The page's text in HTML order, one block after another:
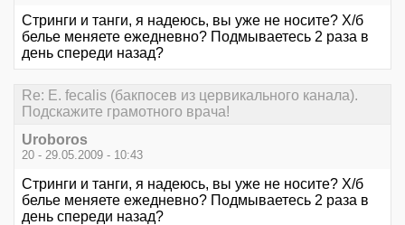
Стринги и танги, я надеюсь, вы уже не носите? Х/б
белье меняете ежедневно? Подмываетесь 2 раза в
день спереди назад?
Re: E. fecalis (бакпосев из цервикального канала).
Подскажите грамотного врача!
Uroboros
20 - 29.05.2009 - 10:43
Стринги и танги, я надеюсь, вы уже не носите? Х/б
белье меняете ежедневно? Подмываетесь 2 раза в
день спереди назад?